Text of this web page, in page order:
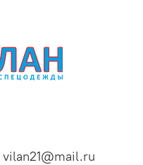
vilan21@mail.ru